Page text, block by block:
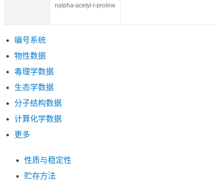
nalpha-acetyl-l-proline
编号系统
物性数据
毒理学数据
生态学数据
分子结构数据
计算化学数据
更多
性质与稳定性
贮存方法